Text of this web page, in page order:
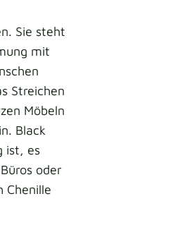
Sie steht
mit
Streichen
Möbeln
Black
ist, es
oder
Chenille